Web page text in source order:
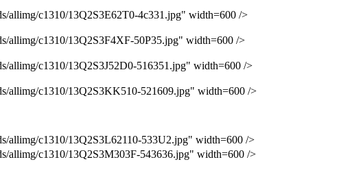
c1310/13Q2S3E62T0-4c331.jpg" width=600 />
c1310/13Q2S3F4XF-50P35.jpg" width=600 />
c1310/13Q2S3J52D0-516351.jpg" width=600 />
c1310/13Q2S3KK510-521609.jpg" width=600 />
c1310/13Q2S3L62110-533U2.jpg" width=600 />
c1310/13Q2S3M303F-543636.jpg" width=600 />